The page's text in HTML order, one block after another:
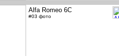
Alfa Romeo 6C
#03 фото